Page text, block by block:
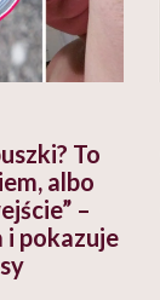
To
albo
–
pokazuje